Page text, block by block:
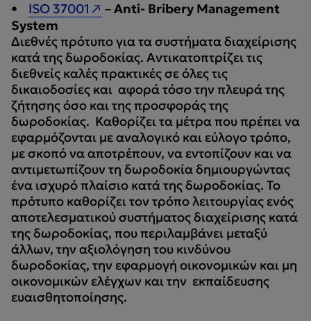
• ISO 37001 –Anti- Bribery Management
System
Διεθνές πρότυπο για τα συστήματα διαχείρισης
κατά της δωροδοκίας. Αντικατοπτρίζει τις
διεθνείς καλές πρακτικές σε όλες τις
δικαιοδοσίες και αφορά τόσο την πλευρά της
ζήτησης όσο και της προσφοράς της
δωροδοκίας. Καθορίζει τα μέτρα που πρέπει να
εφαρμόζονται με αναλογικό και εύλογο τρόπο,
με σκοπό να αποτρέπουν, να εντοπίζουν και να
αντιμετωπίζουν τη δωροδοκία δημιουργώντας
ένα ισχυρό πλαίσιο κατά της δωροδοκίας. Το
πρότυπο καθορίζει τον τρόπο λειτουργίας ενός
αποτελεσματικού συστήματος διαχείρισης κατά
της δωροδοκίας, που περιλαμβάνει μεταξύ
άλλων, την αξιολόγηση του κινδύνου
δωροδοκίας, την εφαρμογή οικονομικών και μη
οικονομικών ελέγχων και την εκπαίδευσης
ευαισθητοποίησης.